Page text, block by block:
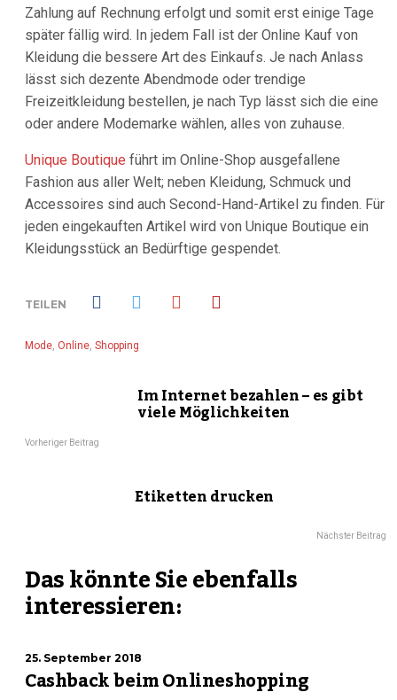
Zahlung auf Rechnung erfolgt und somit erst einige Tage
später fällig wird. In jedem Fall ist der Online Kauf von
Kleidung die bessere Art des Einkaufs. Je nach Anlass
lässt sich dezente Abendmode oder trendige
Freizeitkleidung bestellen, je nach Typ lässt sich die eine
oder andere Modemarke wählen, alles von zuhause.
Unique Boutique führt im Online-Shop ausgefallene
Fashion aus aller Welt; neben Kleidung, Schmuck und
Accessoires sind auch Second-Hand-Artikel zu finden. Für
jeden eingekauften Artikel wird von Unique Boutique ein
Kleidungsstück an Bedürftige gespendet.
TEILEN
Mode, Online, Shopping
Im Internet bezahlen – es gibt
viele Möglichkeiten
Vorheriger Beitrag
Etiketten drucken
Nächster Beitrag
Das könnte Sie ebenfalls
interessieren:
25. September 2018
Cashback beim Onlineshopping